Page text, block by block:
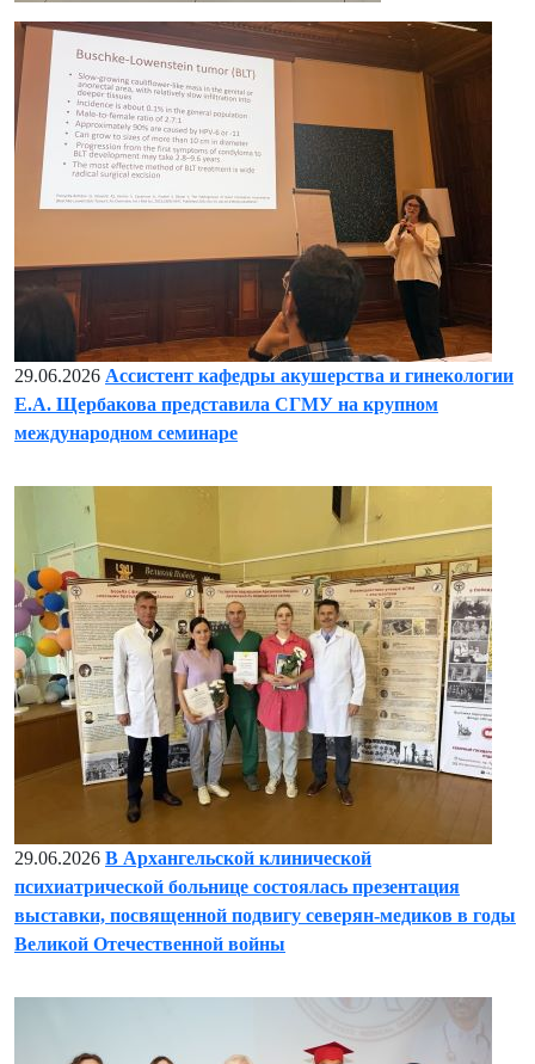
29.06.2026 Ассистент кафедры акушерства и гинекологии
Е.А. Щербакова представила СГМУ на крупном
международном семинаре
29.06.2026 В Архангельской клинической
психиатрической больнице состоялась презентация
выставки, посвященной подвигу северян-медиков в годы
Великой Отечественной войны